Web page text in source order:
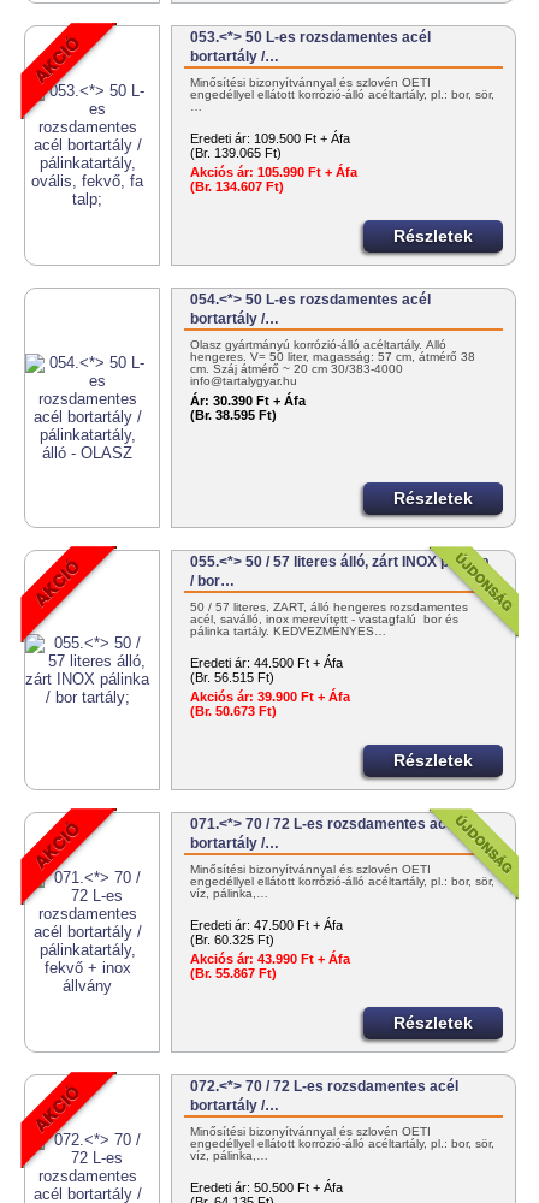
053.<*> 50 L-es rozsdamentes acél
bortartály /…
Minősítési bizonyítvánnyal és szlovén OÉTI
engedéllyel ellátott korrózió-álló acéltartály, pl.: bor, sör,
…
Eredeti ár: 109.500 Ft + Áfa
(Br. 139.065 Ft)
Akciós ár: 105.990 Ft + Áfa
(Br. 134.607 Ft)
Részletek
054.<*> 50 L-es rozsdamentes acél
bortartály /…
Olasz gyártmányú korrózió-álló acéltartály. Álló
hengeres. V= 50 liter, magasság: 57 cm, átmérő 38
cm. Száj átmérő ~ 20 cm 30/383-4000
info@tartalygyar.hu
Ár: 30.390 Ft + Áfa
(Br. 38.595 Ft)
Részletek
055.<*> 50 / 57 literes álló, zárt INOX pálinka
/ bor…
50 / 57 literes, ZÁRT, álló hengeres rozsdamentes
acél, saválló, inox merevített - vastagfalú bor és
pálinka tartály. KEDVEZMÉNYES…
Eredeti ár: 44.500 Ft + Áfa
(Br. 56.515 Ft)
Akciós ár: 39.900 Ft + Áfa
(Br. 50.673 Ft)
Részletek
071.<*> 70 / 72 L-es rozsdamentes acél
bortartály /…
Minősítési bizonyítvánnyal és szlovén OÉTI
engedéllyel ellátott korrózió-álló acéltartály, pl.: bor, sör,
víz, pálinka,…
Eredeti ár: 47.500 Ft + Áfa
(Br. 60.325 Ft)
Akciós ár: 43.990 Ft + Áfa
(Br. 55.867 Ft)
Részletek
072.<*> 70 / 72 L-es rozsdamentes acél
bortartály /…
Minősítési bizonyítvánnyal és szlovén OÉTI
engedéllyel ellátott korrózió-álló acéltartály, pl.: bor, sör,
víz, pálinka,…
Eredeti ár: 50.500 Ft + Áfa